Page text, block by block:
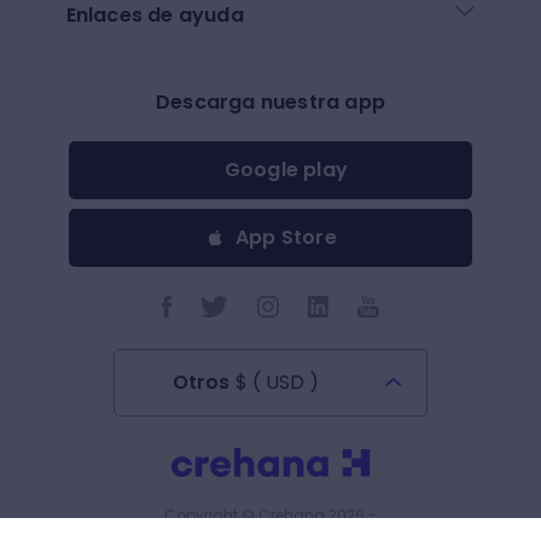
Enlaces de ayuda
Descarga nuestra app
Google play
App Store
Otros $ ( USD )